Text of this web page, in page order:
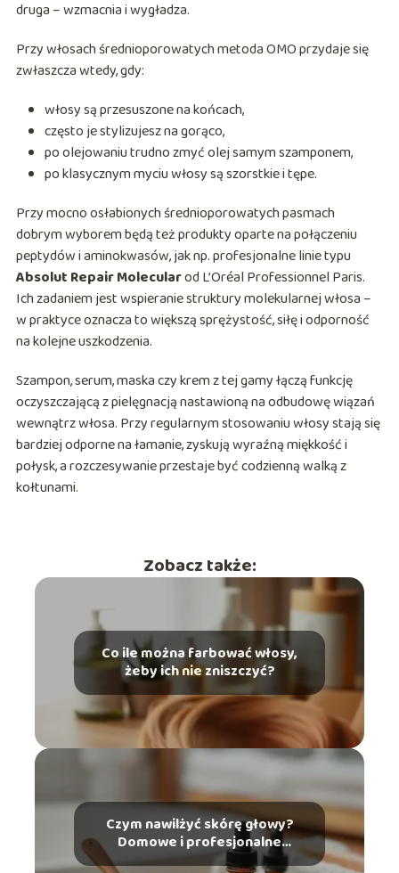
druga – wzmacnia i wygładza.
Przy włosach średnioporowatych metoda OMO przydaje się
zwłaszcza wtedy, gdy:
włosy są przesuszone na końcach,
często je stylizujesz na gorąco,
po olejowaniu trudno zmyć olej samym szamponem,
po klasycznym myciu włosy są szorstkie i tępe.
Przy mocno osłabionych średnioporowatych pasmach
dobrym wyborem będą też produkty oparte na połączeniu
peptydów i aminokwasów, jak np. profesjonalne linie typu
Absolut Repair Molecularod L’Oréal Professionnel Paris.
Ich zadaniem jest wspieranie struktury molekularnej włosa –
w praktyce oznacza to większą sprężystość, siłę i odporność
na kolejne uszkodzenia.
Szampon, serum, maska czy krem z tej gamy łączą funkcję
oczyszczającą z pielęgnacją nastawioną na odbudowę wiązań
wewnątrz włosa. Przy regularnym stosowaniu włosy stają się
bardziej odporne na łamanie, zyskują wyraźną miękkość i
połysk, a rozczesywanie przestaje być codzienną walką z
kołtunami.
Zobacz także:
Co ile można farbować włosy,
żeby ich nie zniszczyć?
Czym nawilżyć skórę głowy?
Domowe i profesjonalne
sposoby